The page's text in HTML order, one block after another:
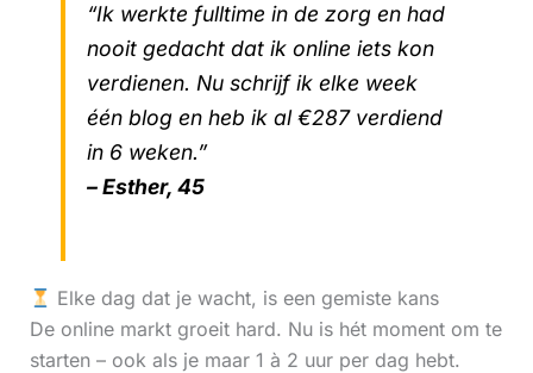
“Ik werkte fulltime in de zorg en had
nooit gedacht dat ik online iets kon
verdienen. Nu schrijf ik elke week
één blog en heb ik al €287 verdiend
in 6 weken.”
– Esther, 45
Elke dag dat je wacht, is een gemiste kans
De online markt groeit hard. Nu is hét moment om te
starten – ook als je maar 1 à 2 uur per dag hebt.